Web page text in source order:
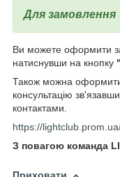
Для замовлення
Ви можете оформити
натиснувши на кнопку
Також можна
консультацію
контактами.
https://
З повагою команда